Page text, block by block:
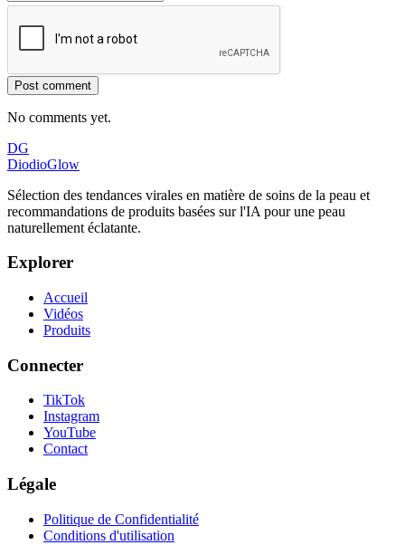
Post comment
No comments yet.
DG
DiodioGlow
Sélection des tendances virales en matière de soins de la peau et
recommandations de produits basées sur l'IA pour une peau
naturellement éclatante.
Explorer
Accueil
Vidéos
Produits
Connecter
TikTok
Instagram
YouTube
Contact
Légale
Politique de Confidentialité
Conditions d'utilisation